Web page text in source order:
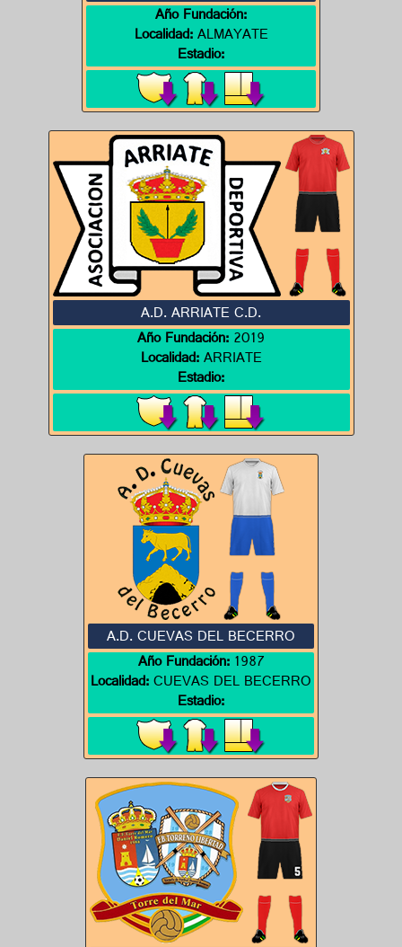
Año Fundación:
Localidad:ALMAYATE
Estadio:
A.D. ARRIATE C.D.
Año Fundación:2019
Localidad:ARRIATE
Estadio:
A.D. CUEVAS DEL BECERRO
Año Fundación:1987
Localidad:CUEVAS DEL BECERRO
Estadio: